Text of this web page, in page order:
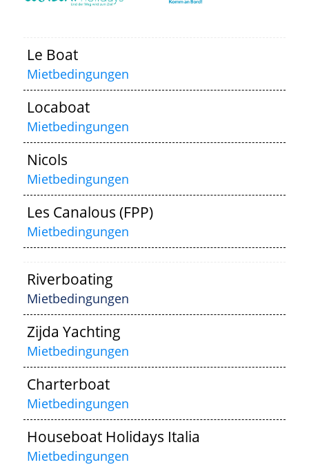
Le Boat
Mietbedingungen
Locaboat
Mietbedingungen
Nicols
Mietbedingungen
Les Canalous (FPP)
Mietbedingungen
Riverboating
Mietbedingungen
Zijda Yachting
Mietbedingungen
Charterboat
Mietbedingungen
Houseboat Holidays Italia
Mietbedingungen